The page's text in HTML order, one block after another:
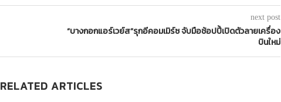
next post
“บางกอกแอร์เวย์ส”รุกอีคอมเมิร์ซ จับมือช้อปปี้เปิดตัวลายเครื่อง
บินใหม่
RELATED ARTICLES